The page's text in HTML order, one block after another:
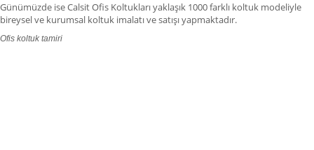
Günümüzde ise Calsit Ofis Koltukları yaklaşık 1000 farklı koltuk modeliyle
bireysel ve kurumsal koltuk imalatı ve satışı yapmaktadır.
Ofis koltuk tamiri